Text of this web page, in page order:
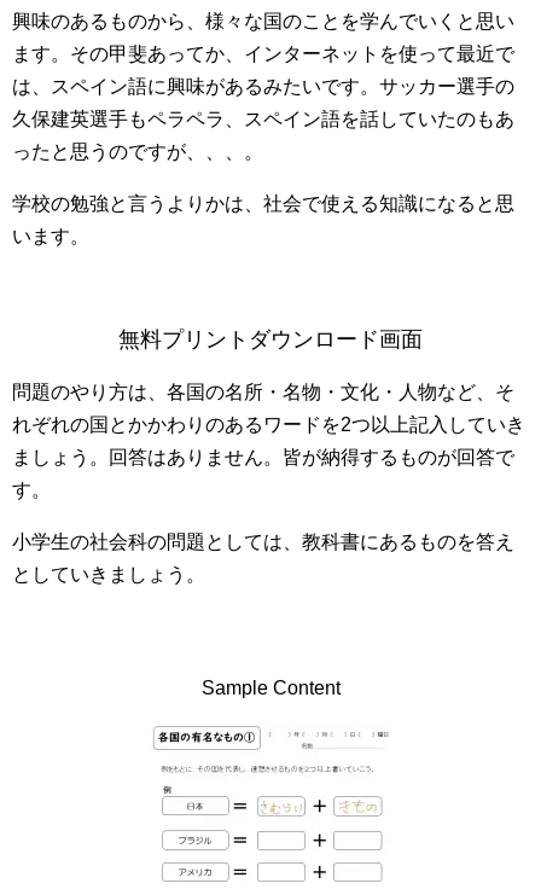
興味のあるものから、様々な国のことを学んでいくと思い
ます。その甲斐あってか、インターネットを使って最近で
は、スペイン語に興味があるみたいです。サッカー選手の
久保建英選手もペラペラ、スペイン語を話していたのもあ
ったと思うのですが、、、。
学校の勉強と言うよりかは、社会で使える知識になると思
います。
無料プリントダウンロード画面
問題のやり方は、各国の名所・名物・文化・人物など、そ
れぞれの国とかかわりのあるワードを2つ以上記入していき
ましょう。回答はありません。皆が納得するものが回答で
す。
小学生の社会科の問題としては、教科書にあるものを答え
としていきましょう。
Sample Content